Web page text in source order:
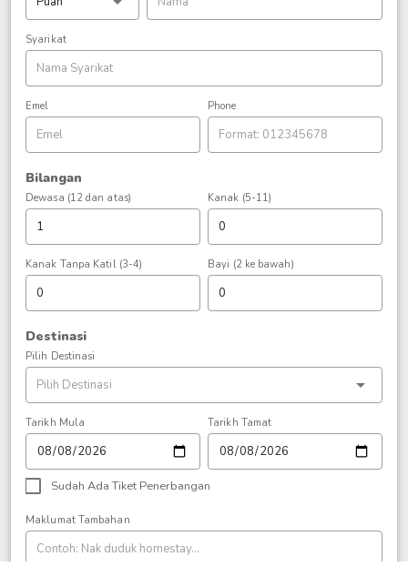
Syarikat
Emel Phone
Bilangan
Dewasa (12 dan atas) Kanak (5-11)
Kanak Tanpa Katil (3-4) Bayi (2 ke bawah)
Destinasi
Pilih Destinasi
Tarikh Mula Tarikh Tamat
Sudah Ada Tiket Penerbangan
Maklumat Tambahan